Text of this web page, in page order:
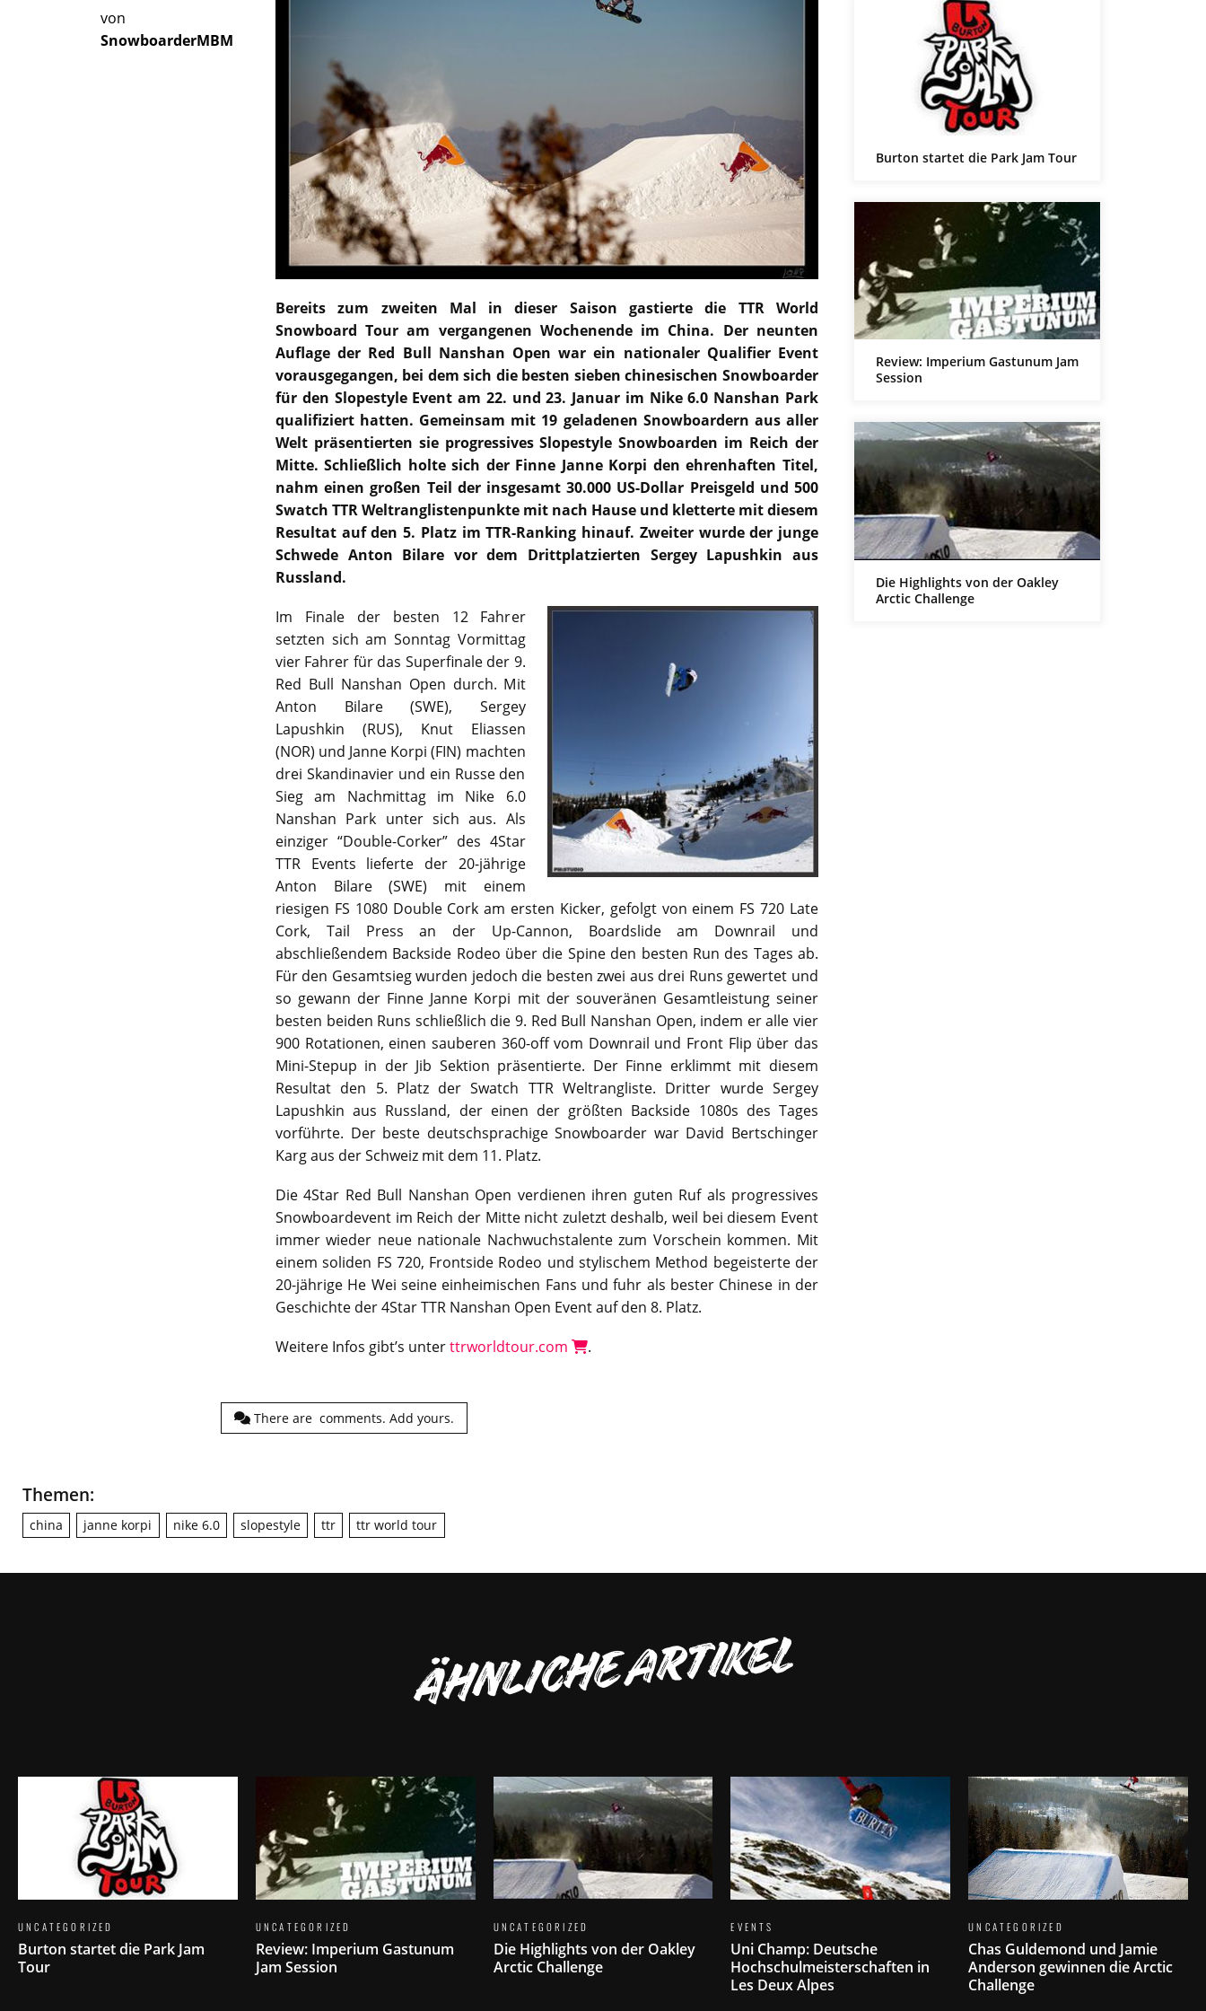
von
SnowboarderMBM
Bereits zum zweiten Mal in dieser Saison gastierte die TTR World
Snowboard Tour am vergangenen Wochenende im China. Der neunten
Auflage der Red Bull Nanshan Open war ein nationaler Qualifier Event
vorausgegangen, bei dem sich die besten sieben chinesischen Snowboarder
für den Slopestyle Event am 22. und 23. Januar im Nike 6.0 Nanshan Park
qualifiziert hatten. Gemeinsam mit 19 geladenen Snowboardern aus aller
Welt präsentierten sie progressives Slopestyle Snowboarden im Reich der
Mitte. Schließlich holte sich der Finne Janne Korpi den ehrenhaften Titel,
nahm einen großen Teil der insgesamt 30.000 US-Dollar Preisgeld und 500
Swatch TTR Weltranglistenpunkte mit nach Hause und kletterte mit diesem
Resultat auf den 5. Platz im TTR-Ranking hinauf. Zweiter wurde der junge
Schwede Anton Bilare vor dem Drittplatzierten Sergey Lapushkin aus
Russland.
Im Finale der besten 12 Fahrer
setzten sich am Sonntag Vormittag
vier Fahrer für das Superfinale der 9.
Red Bull Nanshan Open durch. Mit
Anton Bilare (SWE), Sergey
Lapushkin (RUS), Knut Eliassen
(NOR) und Janne Korpi (FIN) machten
drei Skandinavier und ein Russe den
Sieg am Nachmittag im Nike 6.0
Nanshan Park unter sich aus. Als
einziger “Double-Corker” des 4Star
TTR Events lieferte der 20-jährige
Anton Bilare (SWE) mit einem
riesigen FS 1080 Double Cork am ersten Kicker, gefolgt von einem FS 720 Late
Cork, Tail Press an der Up-Cannon, Boardslide am Downrail und
abschließendem Backside Rodeo über die Spine den besten Run des Tages ab.
Für den Gesamtsieg wurden jedoch die besten zwei aus drei Runs gewertet und
so gewann der Finne Janne Korpi mit der souveränen Gesamtleistung seiner
besten beiden Runs schließlich die 9. Red Bull Nanshan Open, indem er alle vier
900 Rotationen, einen sauberen 360-off vom Downrail und Front Flip über das
Mini-Stepup in der Jib Sektion präsentierte. Der Finne erklimmt mit diesem
Resultat den 5. Platz der Swatch TTR Weltrangliste. Dritter wurde Sergey
Lapushkin aus Russland, der einen der größten Backside 1080s des Tages
vorführte. Der beste deutschsprachige Snowboarder war David Bertschinger
Karg aus der Schweiz mit dem 11. Platz.
Die 4Star Red Bull Nanshan Open verdienen ihren guten Ruf als progressives
Snowboardevent im Reich der Mitte nicht zuletzt deshalb, weil bei diesem Event
immer wieder neue nationale Nachwuchstalente zum Vorschein kommen. Mit
einem soliden FS 720, Frontside Rodeo und stylischem Method begeisterte der
20-jährige He Wei seine einheimischen Fans und fuhr als bester Chinese in der
Geschichte der 4Star TTR Nanshan Open Event auf den 8. Platz.
Weitere Infos gibt’s unterttrworldtour.com .
Burton startet die Park Jam Tour
Review: Imperium Gastunum Jam
Session
Die Highlights von der Oakley
Arctic Challenge
There are comments.Add yours.
Themen:
china janne korpi nike 6.0 slopestyle ttr ttr world tour
ÄHNLICHE ARTIKEL
UNCATEGORIZED
Burton startet die Park Jam
Tour
UNCATEGORIZED
Review: Imperium Gastunum
Jam Session
UNCATEGORIZED
Die Highlights von der Oakley
Arctic Challenge
EVENTS
Uni Champ: Deutsche
Hochschulmeisterschaften in
Les Deux Alpes
UNCATEGORIZED
Chas Guldemond und Jamie
Anderson gewinnen die Arctic
Challenge